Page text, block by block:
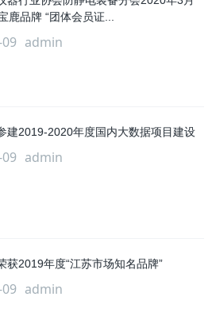
鹿品牌 “团体会员证...
admin
建2019-2020年度国内大数据项目建设
admin
获2019年度“江苏市场知名品牌”
admin